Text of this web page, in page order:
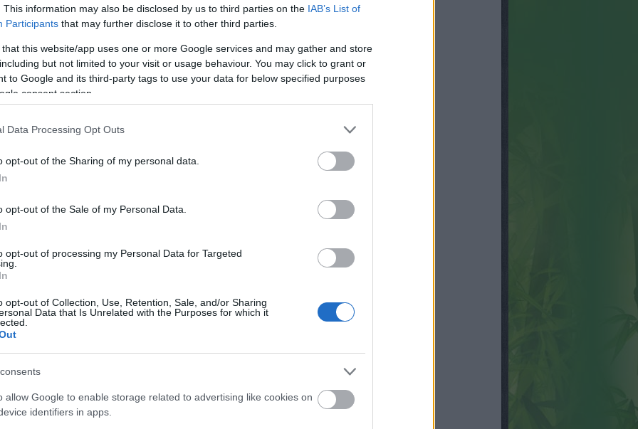
This information may also be disclosed by us to third parties on the IAB’s List of
Participants that may further disclose it to other third parties.
that this website/app uses one or more Google services and may gather and store
but not limited to your visit or usage behaviour. You may click to grant or
to Google and its third-party tags to use your data for below specified purposes
consent section.
Data Processing Opt Outs
opt-out of the Sharing of my personal data.
opt-out of the Sale of my Personal Data.
opt-out of processing my Personal Data for Targeted
opt-out of Collection, Use, Retention, Sale, and/or Sharing
Data that Is Unrelated with the Purposes for which it
allow Google to enable storage related to advertising like cookies on
identifiers in apps.
en laktam, tibetiek között, ott van a Dalai
néven Tsuglhakhang.
B.A.: Hogy telt egy napod?
Sz. Zs.: Dharamsalában a könyvtárban
tanultam filozófiát és nyelvet. A Tashi
Chöling kolostorban laktam, ami két
felkeltem 6-7 között, hogy meditáljak,
ízetlen, és az édes. Gyakran vettem tejes
tibeti nyelv, 11-től délig buddhista
magánórára. Volt időszak, mikor több
órát is felvettem.
és aztán kifestik. Megformálták a kis
Az istenség is meg van formálva belül.
és kifelé haladnak, és nyitva vannak a